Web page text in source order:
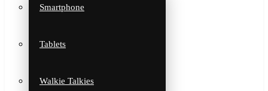
Smartphone
Tablets
Walkie Talkies